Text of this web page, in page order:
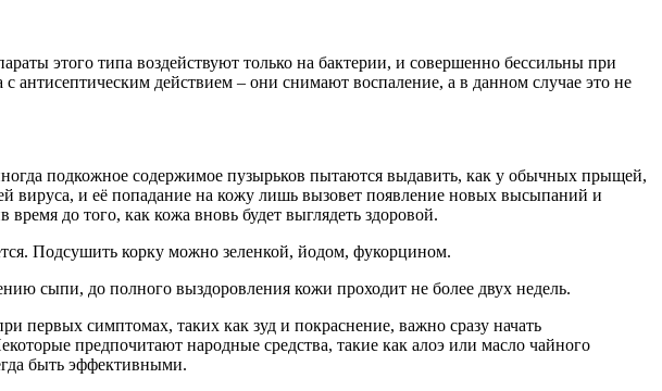
этого типа воздействуют только на бактерии, и совершенно бессильны при
действием – они снимают воспаление, а в данном случае это не
подкожное содержимое пузырьков пытаются выдавить, как у обычных прыщей,
вируса, и её попадание на кожу лишь вызовет появление новых высыпаний и
до того, как кожа вновь будет выглядеть здоровой.
Подсушить корку можно зеленкой, йодом, фукорцином.
сыпи, до полного выздоровления кожи проходит не более двух недель.
симптомах, таких как зуд и покраснение, важно сразу начать
предпочитают народные средства, такие как алоэ или масло чайного
быть эффективными.